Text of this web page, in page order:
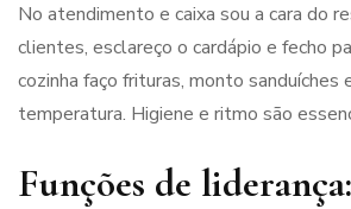
No atendimento e caixa sou a cara do
clientes, esclareço o cardápio e fecho
cozinha faço frituras, monto sanduíches
temperatura. Higiene e ritmo são
Funções de liderança: